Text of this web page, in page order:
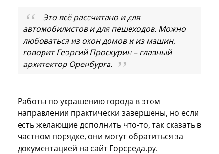
Это всё рассчитано и для
автомобилистов и для пешеходов. Можно
любоваться из окон домов и из машин,
говорит Георгий Проскурин – главный
архитектор Оренбурга.
Работы по украшению города в этом
направлении практически завершены, но если
есть желающие дополнить что-то, так сказать в
частном порядке, они могут обратиться за
документацией на сайт Горсреда.ру.